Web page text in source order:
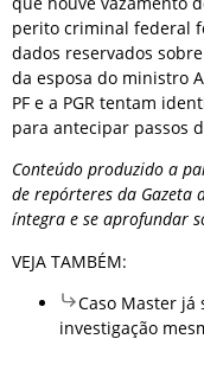
perito criminal federal
dados reservados
da esposa do ministro
PF e a PGR tentam
para antecipar passos
Conteúdo produzido a
de repórteres da Gazeta
íntegra e se aprofundar
VEJA TAMBÉM:
Caso Master
investigação